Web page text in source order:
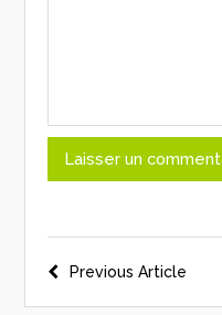
Previous Article